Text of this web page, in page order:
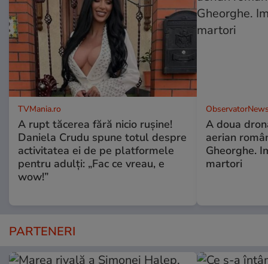
TVMania.ro
A rupt tăcerea fără nicio rușine!
Daniela Crudu spune totul despre
activitatea ei de pe platformele
pentru adulți: „Fac ce vreau, e
wow!”
A doua
aerian
Gheorghe.
martori
PARTENERI